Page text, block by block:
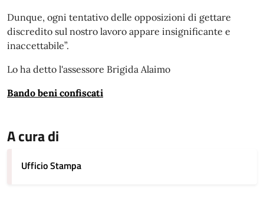
Dunque, ogni tentativo delle opposizioni di gettare
discredito sul nostro lavoro appare insignificante e
inaccettabile”.
Lo ha detto l'assessore Brigida Alaimo
Bando beni confiscati
A cura di
Ufficio Stampa